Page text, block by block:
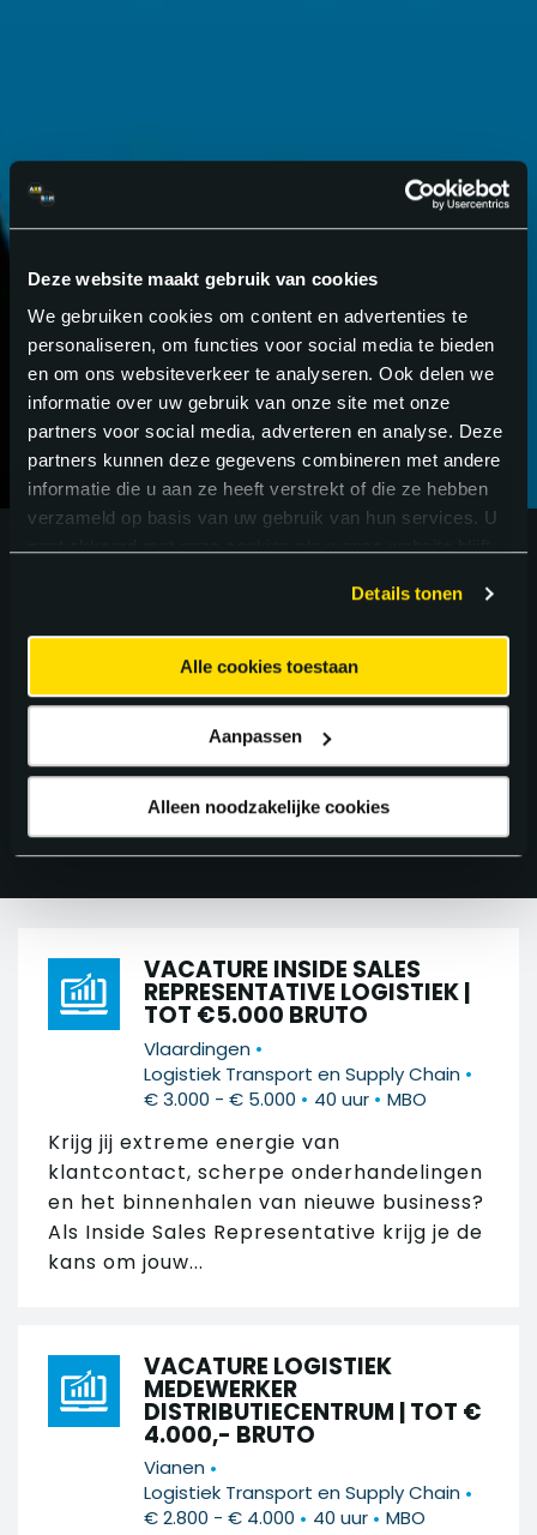
Deze website maakt gebruik van cookies
We gebruiken cookies om content en advertenties te
personaliseren, om functies voor social media te bieden
en om ons websiteverkeer te analyseren. Ook delen we
informatie over uw gebruik van onze site met onze
partners voor social media, adverteren en analyse. Deze
partners kunnen deze gegevens combineren met andere
informatie die u aan ze heeft verstrekt of die ze hebben
verzameld op basis van uw gebruik van hun services. U
Details tonen
Alle cookies toestaan
Aanpassen
Alleen noodzakelijke cookies
GA VOOR
BETER.
ZOEK IN 283
VACATURES
FILTER 283 RESULTATEN
VACATURE INSIDE SALES
REPRESENTATIVE LOGISTIEK |
TOT €5.000 BRUTO
Vlaardingen •
Logistiek Transport en Supply Chain •
€ 3.000 - € 5.000 • 40 uur • MBO
Krijg jij extreme energie van
klantcontact, scherpe onderhandelingen
en het binnenhalen van nieuwe business?
Als Inside Sales Representative krijg je de
kans om jouw...
VACATURE LOGISTIEK
MEDEWERKER
DISTRIBUTIECENTRUM | TOT €
4.000,- BRUTO
Vianen •
Logistiek Transport en Supply Chain •
€ 2.800 - € 4.000 • 40 uur • MBO